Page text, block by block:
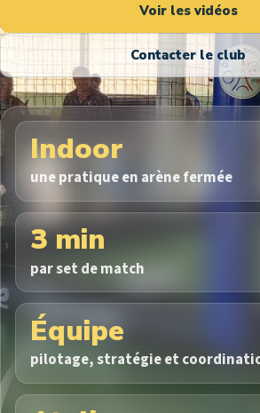
Voir les vidéos
Contacter le club
Indoor
une pratique en arène fermée
3 min
par set de match
Équipe
pilotage, stratégie et